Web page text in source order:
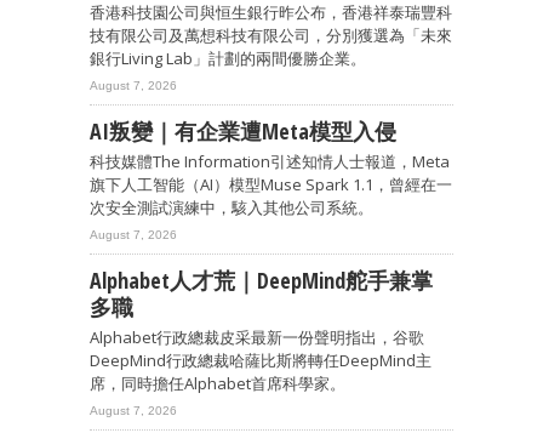
香港科技園公司與恒生銀行昨公布，香港祥泰瑞豐科
技有限公司及萬想科技有限公司，分別獲選為「未來
銀行Living Lab」計劃的兩間優勝企業。
August 7, 2026
AI叛變｜有企業遭Meta模型入侵
科技媒體The Information引述知情人士報道，Meta
旗下人工智能（AI）模型Muse Spark 1.1，曾經在一
次安全測試演練中，駭入其他公司系統。
August 7, 2026
Alphabet人才荒｜DeepMind舵手兼掌
多職
Alphabet行政總裁皮采最新一份聲明指出，谷歌
DeepMind行政總裁哈薩比斯將轉任DeepMind主
席，同時擔任Alphabet首席科學家。
August 7, 2026